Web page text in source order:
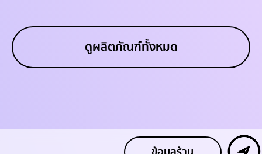
ดูผลิตภัณฑ์ทั้งหมด